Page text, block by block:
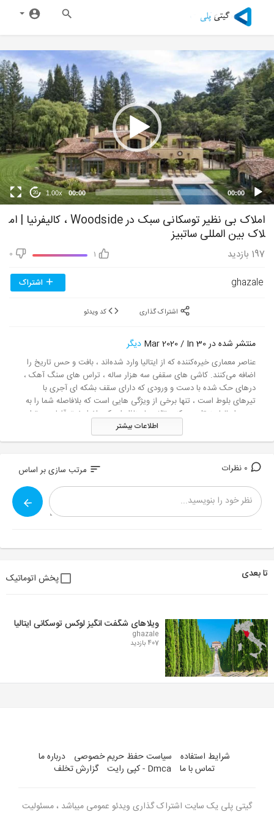
00:00
00:00
1.00x
20
املاک بی نظیر توسکانی سبک در Woodside ، کالیفرنیا | ام
لاک بین المللی ساتبیز
1
0 197 بازدید
ghazale اشتراک
منتشر شده در 30 Mar 2020 / In دیگر
عناصر معماری خیره‌کننده که از ایتالیا وارد شده‌اند ، بافت و حس تاریخ را
اضافه می‌کنند. کاشی های سقفی سه هزار ساله ، تراس های سنگ آهک ،
درهای حک شده با دست و ورودی که دارای سقف بشکه ای آجری با
تیرهای بلوط است ، تنها برخی از ویژگی هایی است که بلافاصله شما را به
حومه ایتالیا منتقل می کند. تالاب با مناظر از یک علفزار غرق آفتاب به تراس
استخر باز می شود. چیدمان سازه ها روی خاصیت از زیبایی طبیعی محیط
استفاده می کند. Dine al fresco را در چمن قرمزهایی که توسط لوستر
از تنیس یا توپ بوکس را انجام دهید و از باغ ، گل ، میوه و سبزیجات جمع
آوری کنید - همه اینها و موارد دیگر در یک فضای نمناک ارائه می شود که
احساس می کند از راه دور ، با این حال نزدیک به آنچه را که منطقه خلیج
ارائه کرده است.
اطلاعات بیشتر
sort مرتب سازی بر اساس
تا بعدی پخش اتوماتیک
ویلاهای شگفت انگیز لوکس توسکانی ایتالیا
ghazale
407 بازدید
شرایط استفاده سیاست حفظ حریم خصوصی
درباره ما
تماس با ما
Dmca - کپی رایت گزارش تخلف
گیتی پلی یک سایت اشتراک گذاری ویدئو عمومی میباشد ، مسئولیت